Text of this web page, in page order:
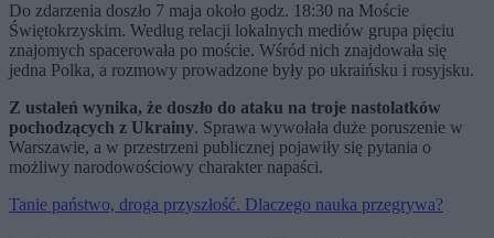
Do zdarzenia doszło 7 maja około godz. 18:30 na Moście
Świętokrzyskim. Według relacji lokalnych mediów grupa pięciu
znajomych spacerowała po moście. Wśród nich znajdowała się
jedna Polka, a rozmowy prowadzone były po ukraińsku i rosyjsku.
Z ustaleń wynika, że doszło do ataku na troje nastolatków
pochodzących z Ukrainy. Sprawa wywołała duże poruszenie w
Warszawie, a w przestrzeni publicznej pojawiły się pytania o
możliwy narodowościowy charakter napaści.
Tanie państwo, droga przyszłość. Dlaczego nauka przegrywa?